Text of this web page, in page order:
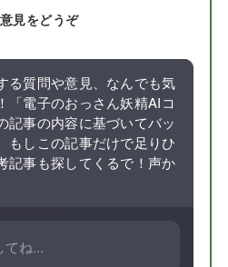
見をどうぞ
る質問や意見、なんでも気
「電子のおっさん妖精AIコ
記事の内容に基づいてバッ
もしこの記事だけで足りひ
記事も探してくるで！声か